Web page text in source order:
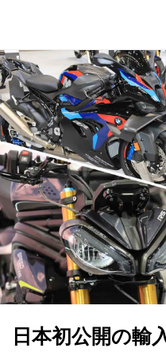
日本初公開の輸